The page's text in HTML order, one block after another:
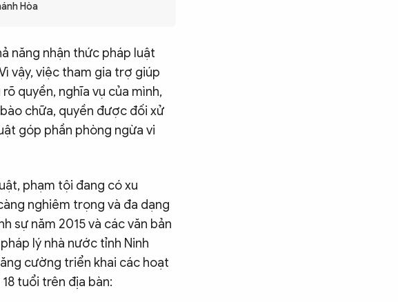
Hòa
năng nhận thức pháp luật
vậy, việc tham gia trợ giúp
quyền, nghĩa vụ của mình,
chữa, quyền được đối xử
góp phần phòng ngừa vi
phạm tội đang có xu
nghiêm trọng và đa dạng
sự năm 2015 và các văn bản
lý nhà nước tỉnh Ninh
cường triển khai các hoạt
tuổi trên địa bàn: